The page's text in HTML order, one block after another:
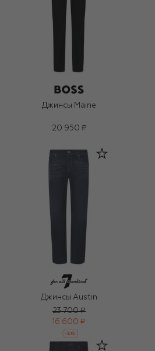
Джинсы Maine
20 950 ₽
Джинсы Austin
23 700 ₽
16 600 ₽
-30%